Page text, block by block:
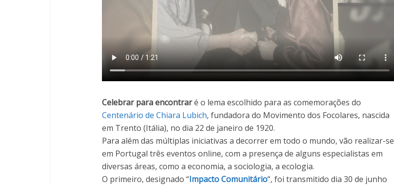
Celebrar para encontraré o lema escolhido para as comemorações do
Centenário de Chiara Lubich, fundadora do Movimento dos Focolares, nascida
em Trento (Itália), no dia 22 de janeiro de 1920.
Para além das múltiplas iniciativas a decorrer em todo o mundo, vão realizar-se
em Portugal três eventos online, com a presença de alguns especialistas em
diversas áreas, como a economia, a sociologia, a ecologia.
O primeiro, designado “Impacto Comunitário“, foi transmitido dia 30 de junho